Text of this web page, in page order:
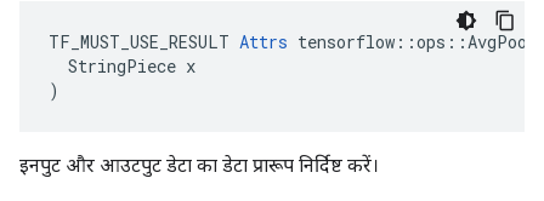
TF_MUST_USE_RESULT Attrs
  StringPiece x
)
इनपुट और आउटपुट डेटा का डेटा प्रारूप निर्दिष्ट करें।